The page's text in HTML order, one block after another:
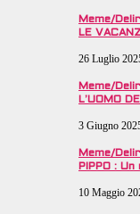
Meme/
LE
26 Luglio
Meme/
L’UOMO
3 Giugno
Meme/
PIPPO :
10 Maggio